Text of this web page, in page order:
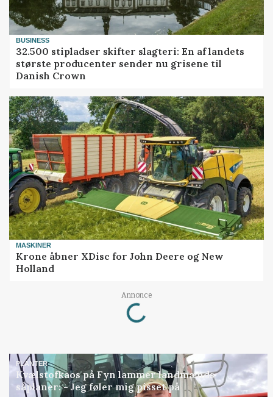
BUSINESS
32.500 stipladser skifter slagteri: En af landets
største producenter sender nu grisene til
Danish Crown
MASKINER
Krone åbner XDisc for John Deere og New
Holland
Annonce
Loading...
PLANTER
Kvælstofkaos på Fyn lammer landmænds
såplaner: - Jeg føler mig pisset på